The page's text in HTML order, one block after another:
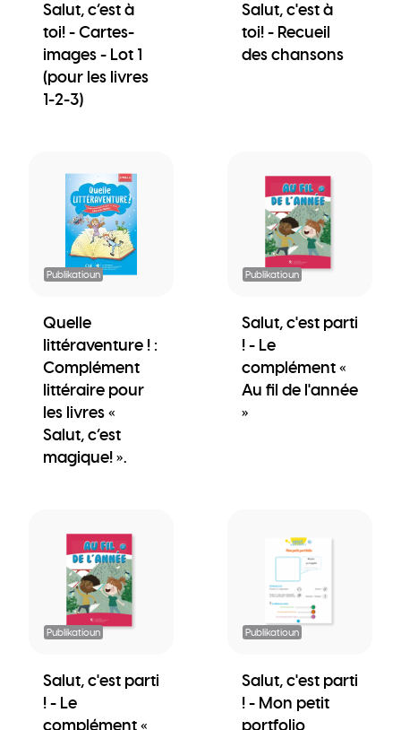
Salut, c’est à
toi! - Cartes-
images - Lot 1
(pour les livres
1-2-3)
Salut, c'est à
toi! - Recueil
des chansons
Publikatioun
Quelle
littéraventure ! :
Complément
littéraire pour
les livres «
Salut, c’est
magique! ».
Publikatioun
Salut, c'est parti
! - Le
complément «
Au fil de l'année
»
Publikatioun
Salut, c'est parti
! - Le
complément «
Publikatioun
Salut, c'est parti
! - Mon petit
portfolio